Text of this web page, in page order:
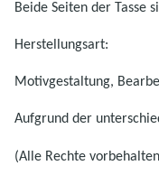
Beide Seiten der Tasse
Herstellungsart:
Motivgestaltung,
Aufgrund der
(Alle Rechte